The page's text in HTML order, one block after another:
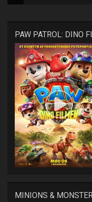
PAW PATROL: DINO
MINIONS &